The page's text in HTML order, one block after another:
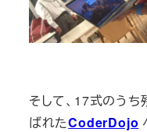
そして、17式のう
ばれたCoderDojo